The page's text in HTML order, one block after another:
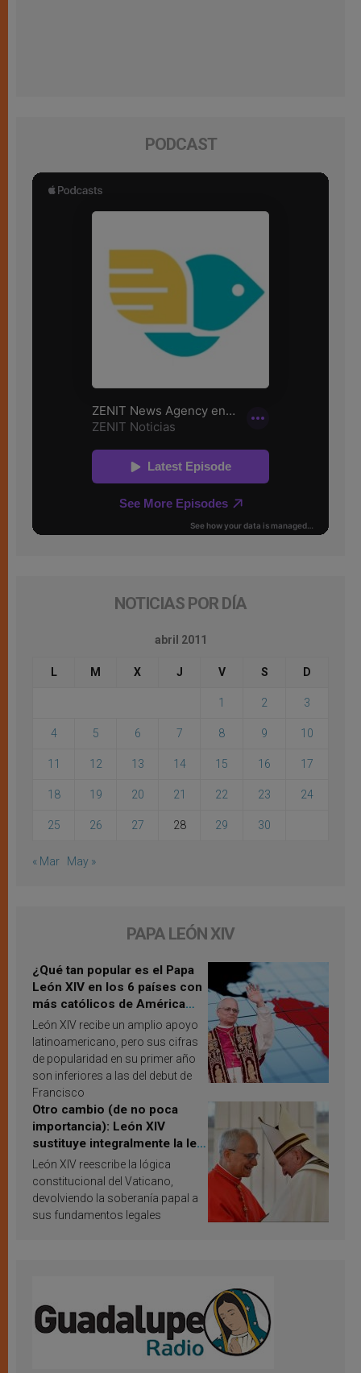
PODCAST
NOTICIAS POR DÍA
abril 2011
L M X J V S D
1 2 3
4 5 6 7 8 9 10
11 12 13 14 15 16 17
18 19 20 21 22 23 24
25 26 27 28 29 30
« Mar May »
PAPA LEÓN XIV
¿Qué tan popular es el Papa
León XIV en los 6 países con
más católicos de América
Latina en 2026? Publican
resultados de investigación
León XIV recibe un amplio apoyo
latinoamericano, pero sus cifras
de popularidad en su primer año
son inferiores a las del debut de
Francisco
Otro cambio (de no poca
importancia): León XIV
sustituye integralmente la ley
vaticana de Papa Francisco
León XIV reescribe la lógica
constitucional del Vaticano,
devolviendo la soberanía papal a
sus fundamentos legales